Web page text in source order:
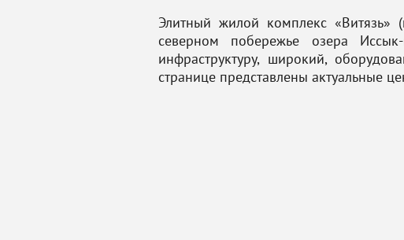
Элитный жилой комплекс
северном побережье озера
инфраструктуру, широкий,
странице представлены актуальные